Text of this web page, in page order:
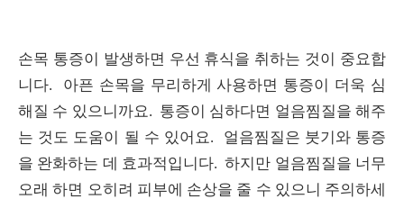
손목 통증이 발생하면 우선 휴식을 취하는 것이 중요합
니다. 아픈 손목을 무리하게 사용하면 통증이 더욱 심
해질 수 있으니까요. 통증이 심하다면 얼음찜질을 해주
는 것도 도움이 될 수 있어요. 얼음찜질은 붓기와 통증
을 완화하는 데 효과적입니다. 하지만 얼음찜질을 너무
오래 하면 오히려 피부에 손상을 줄 수 있으니 주의하세